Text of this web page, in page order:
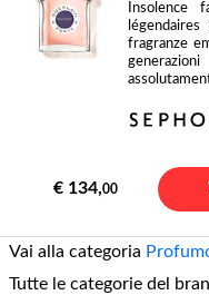
Insolence
fragranze
€ 134,00
Vai alla categoria
Tutte le categorie del